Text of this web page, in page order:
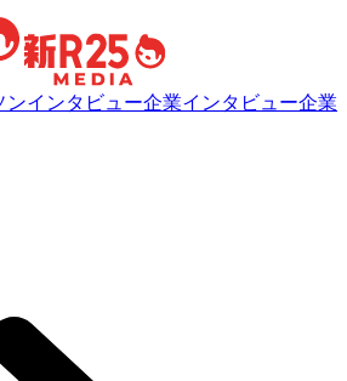
ンインタビュー企業インタビュー企業